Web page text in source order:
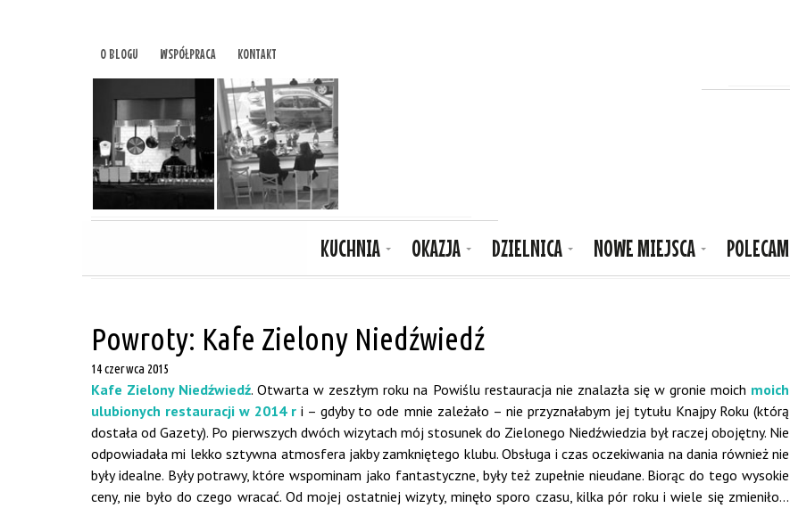
O BLOGU WSPÓŁPRACA KONTAKT
KUCHNIA OKAZJA DZIELNICA NOWE MIEJSCA POLECAM
Powroty: Kafe Zielony Niedźwiedź
14 czerwca 2015
Kafe Zielony Niedźwiedź. Otwarta w zeszłym roku na Powiślu restauracja nie znalazła się w gronie moich moich
ulubionych restauracji w 2014 r i – gdyby to ode mnie zależało – nie przyznałabym jej tytułu Knajpy Roku (którą
dostała od Gazety). Po pierwszych dwóch wizytach mój stosunek do Zielonego Niedźwiedzia był raczej obojętny. Nie
odpowiadała mi lekko sztywna atmosfera jakby zamkniętego klubu. Obsługa i czas oczekiwania na dania również nie
były idealne. Były potrawy, które wspominam jako fantastyczne, były też zupełnie nieudane. Biorąc do tego wysokie
ceny, nie było do czego wracać. Od mojej ostatniej wizyty, minęło sporo czasu, kilka pór roku i wiele się zmieniło…